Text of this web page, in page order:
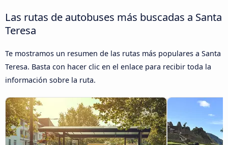
Las rutas de autobuses más buscadas a Santa
Teresa
Te mostramos un resumen de las rutas más populares a Santa
Teresa. Basta con hacer clic en el enlace para recibir toda la
información sobre la ruta.